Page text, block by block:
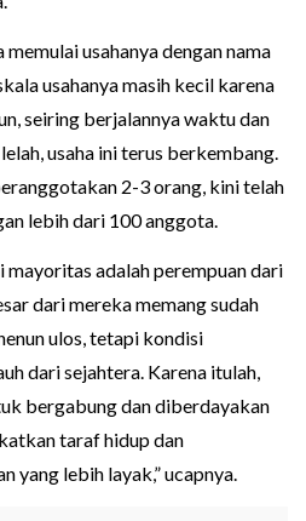
usahanya dengan nama
usahanya masih kecil karena
seiring berjalannya waktu dan
usaha ini terus berkembang.
2-3 orang, kini telah
lebih dari 100 anggota.
mayoritas adalah perempuan dari
dari mereka memang sudah
ulos, tetapi kondisi
dari sejahtera. Karena itulah,
bergabung dan diberdayakan
taraf hidup dan
yang lebih layak,” ucapnya.